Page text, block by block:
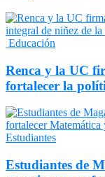
Educación
Renca y la UC
fortalecer la
Estudiantes
Estudiantes de